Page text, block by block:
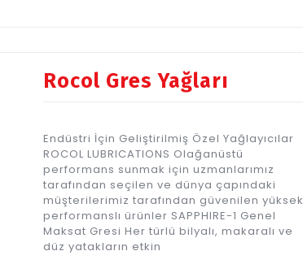
Rocol Gres Yağları
Endüstri İçin Geliştirilmiş Özel Yağlayıcılar
ROCOL LUBRICATIONS Olağanüstü
performans sunmak için uzmanlarımız
tarafından seçilen ve dünya çapındaki
müşterilerimiz tarafından güvenilen yüksek
performanslı ürünler SAPPHIRE-1 Genel
Maksat Gresi Her türlü bilyalı, makaralı ve
düz yatakların etkin